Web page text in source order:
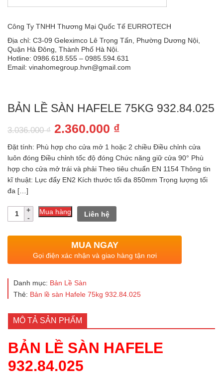
Công Ty TNHH Thương Mại Quốc Tế EURROTECH
Địa chỉ: C3-09 Geleximco Lê Trọng Tấn, Phường Dương Nội,
Quận Hà Đông, Thành Phố Hà Nội.
Hotline: 0986.618.555 – 0985.594.631
Email: vinahomegroup.hvn@gmail.com
BẢN LỀ SÀN HAFELE 75KG 932.84.025
3.036.000₫ Giá
gốc
là:
3.036.000 ₫.
2.360.000 ₫
hiện
tại
là:
Đặt tính: Phù hợp cho cửa mở 1 hoặc 2 chiều Điều chỉnh cửa
luôn đóng Điều chỉnh tốc độ đóng Chức năng giữ cửa 90° Phù
hợp cho cửa mở trái và phải Theo tiêu chuẩn EN 1154 Thông tin
kĩ thuật: Lực đẩy EN2 Kích thước tối đa 850mm Trọng lượng tối
đa […]
Số
lượng
Mua hàng Liên hệ
MUA NGAY
Gọi điện xác nhận và giao hàng tận nơi
Danh mục: Bản Lề Sàn
Thẻ: Bản lề sàn Hafele 75kg 932.84.025
MÔ TẢ SẢN PHẨM
BẢN LỀ SÀN HAFELE
932.84.025